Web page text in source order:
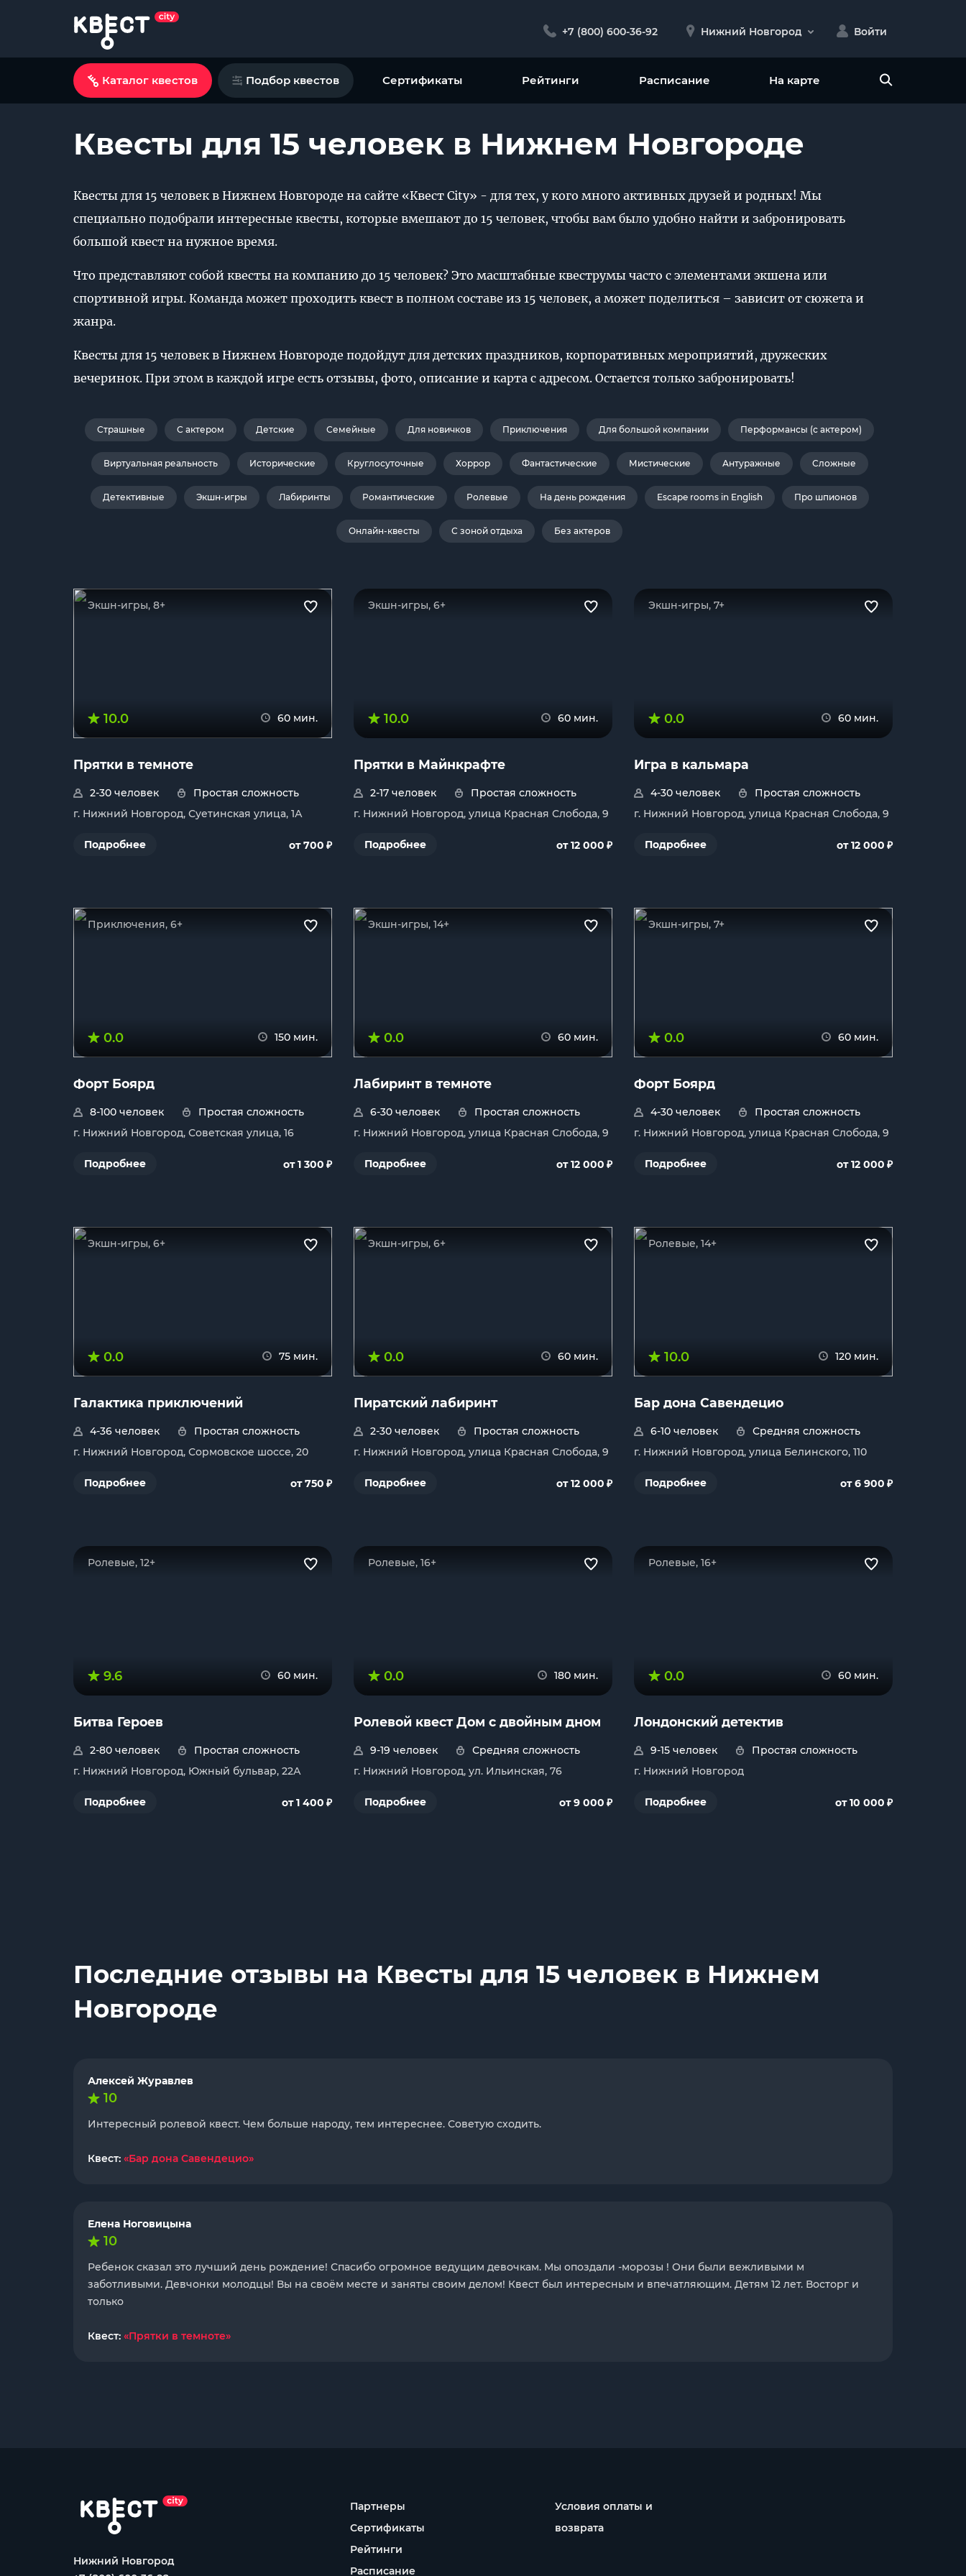
+7 (800) 600-36-92 Нижний Новгород Войти
Каталог квестов Подбор квестов Сертификаты Рейтинги Расписание На карте
Квесты для 15 человек в Нижнем Новгороде
Квесты для 15 человек в Нижнем Новгороде на сайте «Квест City» - для тех, у кого много активных друзей и родных! Мы
специально подобрали интересные квесты, которые вмешают до 15 человек, чтобы вам было удобно найти и забронировать
большой квест на нужное время.
Что представляют собой квесты на компанию до 15 человек? Это масштабные квеструмы часто с элементами экшена или
спортивной игры. Команда может проходить квест в полном составе из 15 человек, а может поделиться – зависит от сюжета и
жанра.
Квесты для 15 человек в Нижнем Новгороде подойдут для детских праздников, корпоративных мероприятий, дружеских
вечеринок. При этом в каждой игре есть отзывы, фото, описание и карта с адресом. Остается только забронировать!
Страшные С актером Детские Семейные Для новичков Приключения Для большой компании Перформансы (с актером)
Виртуальная реальность Исторические Круглосуточные Хоррор Фантастические Мистические Антуражные Сложные
Детективные Экшн-игры Лабиринты Романтические Ролевые На день рождения Escape rooms in English Про шпионов
Онлайн-квесты С зоной отдыха Без актеров
Экшн-игры, 8+
10.0 60 мин.
Прятки в темноте
2-30 человек
Простая сложность
г. Нижний Новгород, Суетинская улица, 1А
Подробнее от 700 ₽
Экшн-игры, 6+
10.0 60 мин.
Прятки в Майнкрафте
2-17 человек
Простая сложность
г. Нижний Новгород, улица Красная Слобода, 9
Подробнее от 12 000 ₽
Экшн-игры, 7+
0.0 60 мин.
Игра в кальмара
4-30 человек
Простая сложность
г. Нижний Новгород, улица Красная Слобода, 9
Подробнее от 12 000 ₽
Приключения, 6+
0.0 150 мин.
Форт Боярд
8-100 человек
Простая сложность
г. Нижний Новгород, Советская улица, 16
Подробнее от 1 300 ₽
Экшн-игры, 14+
0.0 60 мин.
Лабиринт в темноте
6-30 человек
Простая сложность
г. Нижний Новгород, улица Красная Слобода, 9
Подробнее от 12 000 ₽
Экшн-игры, 7+
0.0 60 мин.
Форт Боярд
4-30 человек
Простая сложность
г. Нижний Новгород, улица Красная Слобода, 9
Подробнее от 12 000 ₽
Экшн-игры, 6+
0.0 75 мин.
Галактика приключений
4-36 человек
Простая сложность
г. Нижний Новгород, Сормовское шоссе, 20
Подробнее от 750 ₽
Экшн-игры, 6+
0.0 60 мин.
Пиратский лабиринт
2-30 человек
Простая сложность
г. Нижний Новгород, улица Красная Слобода, 9
Подробнее от 12 000 ₽
Ролевые, 14+
10.0 120 мин.
Бар дона Савендецио
6-10 человек
Средняя сложность
г. Нижний Новгород, улица Белинского, 110
Подробнее от 6 900 ₽
Ролевые, 12+
9.6 60 мин.
Битва Героев
2-80 человек
Простая сложность
г. Нижний Новгород, Южный бульвар, 22А
Подробнее от 1 400 ₽
Ролевые, 16+
0.0 180 мин.
Ролевой квест Дом с двойным дном
9-19 человек
Средняя сложность
г. Нижний Новгород, ул. Ильинская, 76
Подробнее от 9 000 ₽
Ролевые, 16+
0.0 60 мин.
Лондонский детектив
9-15 человек
Простая сложность
г. Нижний Новгород
Подробнее от 10 000 ₽
Последние отзывы на Квесты для 15 человек в Нижнем
Новгороде
Алексей Журавлев
10
Интересный ролевой квест. Чем больше народу, тем интереснее. Советую сходить.
Квест: «Бар дона Савендецио»
Елена Ноговицына
10
Ребенок сказал это лучший день рождение! Спасибо огромное ведущим девочкам. Мы опоздали -морозы ! Они были вежливыми м
заботливыми. Девчонки молодцы! Вы на своём месте и заняты своим делом! Квест был интересным и впечатляющим. Детям 12 лет. Восторг и
только
Квест: «Прятки в темноте»
Нижний Новгород
Партнеры
Сертификаты
Рейтинги
Расписание
Условия оплаты и
возврата